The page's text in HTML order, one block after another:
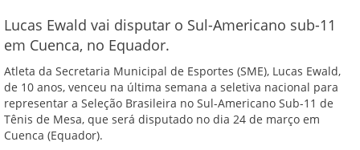
Lucas Ewald vai disputar o Sul-Americano sub-11
em Cuenca, no Equador.
Atleta da Secretaria Municipal de Esportes (SME), Lucas Ewald,
de 10 anos, venceu na última semana a seletiva nacional para
representar a Seleção Brasileira no Sul-Americano Sub-11 de
Tênis de Mesa, que será disputado no dia 24 de março em
Cuenca (Equador).